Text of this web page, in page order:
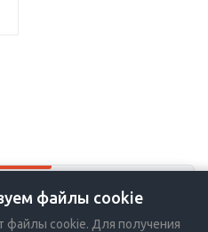
файлы cookie
файлы cookie. Для получения